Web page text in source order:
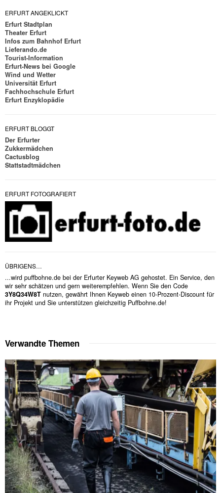
ERFURT ANGEKLICKT
Erfurt Stadtplan
Theater Erfurt
Infos zum Bahnhof Erfurt
Lieferando.de
Tourist-Information
Erfurt-News bei Google
Wind und Wetter
Universität Erfurt
Fachhochschule Erfurt
Erfurt Enzyklopädie
ERFURT BLOGGT
Der Erfurter
Zukkermädchen
Cactusblog
Stattstadtmädchen
ERFURT FOTOGRAFIERT
ÜBRIGENS…
...wird puffbohne.de bei der Erfurter Keyweb AG gehostet. Ein Service, den
wir sehr schätzen und gern weiterempfehlen. Wenn Sie den Code
3Y8Q34W8T nutzen, gewährt Ihnen Keyweb einen 10-Prozent-Discount für
ihr Projekt und Sie unterstützen gleichzeitig Puffbohne.de!
Verwandte Themen